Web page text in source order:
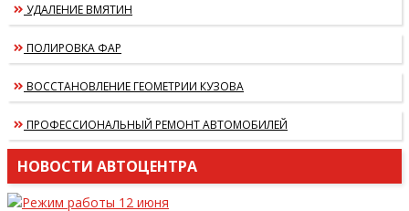
УДАЛЕНИЕ ВМЯТИН
ПОЛИРОВКА ФАР
ВОССТАНОВЛЕНИЕ ГЕОМЕТРИИ КУЗОВА
ПРОФЕССИОНАЛЬНЫЙ РЕМОНТ АВТОМОБИЛЕЙ
НОВОСТИ АВТОЦЕНТРА